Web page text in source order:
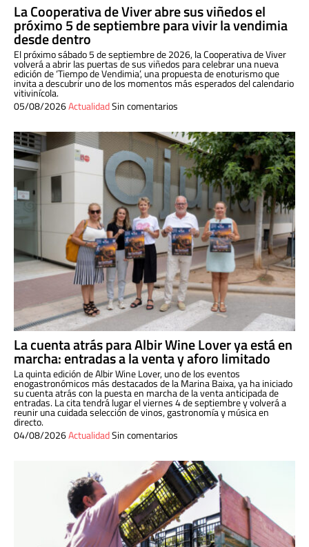
La Cooperativa de Viver abre sus viñedos el
próximo 5 de septiembre para vivir la vendimia
desde dentro
El próximo sábado 5 de septiembre de 2026, la Cooperativa de Viver
volverá a abrir las puertas de sus viñedos para celebrar una nueva
edición de ‘Tiempo de Vendimia’, una propuesta de enoturismo que
invita a descubrir uno de los momentos más esperados del calendario
vitivinícola.
05/08/2026ActualidadSin comentarios
La cuenta atrás para Albir Wine Lover ya está en
marcha: entradas a la venta y aforo limitado
La quinta edición de Albir Wine Lover, uno de los eventos
enogastronómicos más destacados de la Marina Baixa, ya ha iniciado
su cuenta atrás con la puesta en marcha de la venta anticipada de
entradas. La cita tendrá lugar el viernes 4 de septiembre y volverá a
reunir una cuidada selección de vinos, gastronomía y música en
directo.
04/08/2026ActualidadSin comentarios